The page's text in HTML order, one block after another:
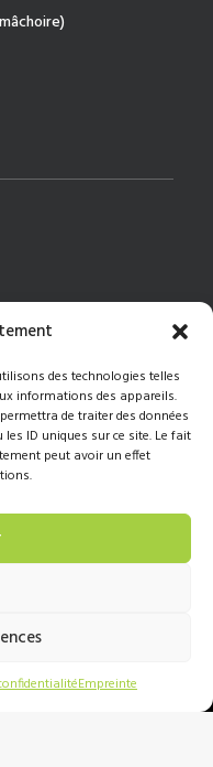
des technologies telles
informations des appareils.
de traiter des données
ID uniques sur ce site. Le fait
peut avoir un effet
Empreinte